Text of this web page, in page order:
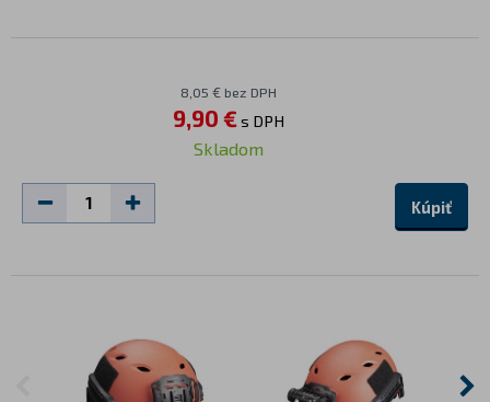
8,05 € bez DPH
9,90 €s DPH
Skladom
Kúpiť